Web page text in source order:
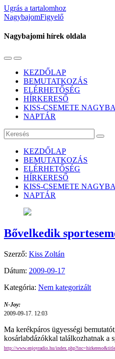
Ugrás a tartalomhoz
NagybajomFigyelő
Nagybajomi hírek oldala
Váltás
mobil
menüre
Használja
keresés
mezőt
KEZDŐLAP
BEMUTATKOZÁS
ELÉRHETŐSÉG
HÍRKERESŐ
KISS-CSEMETE
NAPTÁR
KEZDŐLAP
BEMUTATKOZÁS
ELÉRHETŐSÉG
HÍRKERESŐ
KISS-CSEMETE
NAPTÁR
Bővelkedik
Szerző: Kiss Zoltán
Dátum: 2009-09-17
Kategória: Nem kategorizált
N-Joy:
2009-09-17. 12:03
Ma kerékpáros ügyességi
kosárlabdázókkal találkozhatnak a
http://www.enjoyradio.hu/